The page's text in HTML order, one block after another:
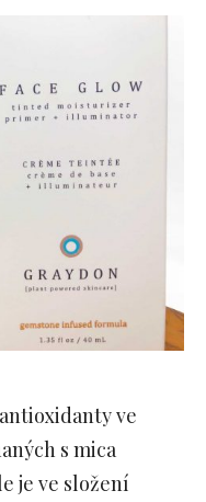
ve
s mica
je ve složení